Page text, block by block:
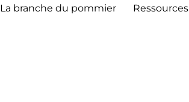
La branche du pommier Ressources